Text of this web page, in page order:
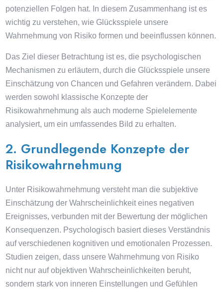
potenziellen Folgen hat. In diesem Zusammenhang ist es
wichtig zu verstehen, wie Glücksspiele unsere
Wahrnehmung von Risiko formen und beeinflussen können.
Das Ziel dieser Betrachtung ist es, die psychologischen
Mechanismen zu erläutern, durch die Glücksspiele unsere
Einschätzung von Chancen und Gefahren verändern. Dabei
werden sowohl klassische Konzepte der
Risikowahrnehmung als auch moderne Spielelemente
analysiert, um ein umfassendes Bild zu erhalten.
2. Grundlegende Konzepte der
Risikowahrnehmung
Unter Risikowahrnehmung versteht man die subjektive
Einschätzung der Wahrscheinlichkeit eines negativen
Ereignisses, verbunden mit der Bewertung der möglichen
Konsequenzen. Psychologisch basiert dieses Verständnis
auf verschiedenen kognitiven und emotionalen Prozessen.
Studien zeigen, dass unsere Wahrnehmung von Risiko
nicht nur auf objektiven Wahrscheinlichkeiten beruht,
sondern stark von inneren Einstellungen und Gefühlen